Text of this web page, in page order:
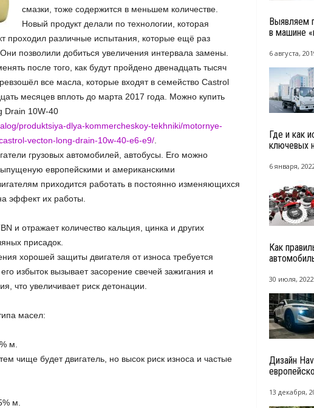
смазки, тоже содержится в меньшем количестве.
Новый продукт делали по технологии, которая
проходил различные испытания, которые ещё раз
позволили добиться увеличения интервала замены.
после того, как будут пройдено двенадцать тысяч
все масла, которые входят в семейство Castrol
месяцев вплоть до марта 2017 года. Можно купить
Drain 10W-40
produktsiya-dlya-kommercheskoy-tekhniki/motornye-
vecton-long-drain-10w-40-e6-e9/.
грузовых автомобилей, автобусы. Его можно
европейскими и американскими
приходится работать в постоянно изменяющихся
эффект их работы.
и отражает количество кальция, цинка и других
присадок.
хорошей защиты двигателя от износа требуется
избыток вызывает засорение свечей зажигания и
что увеличивает риск детонации.
масел:
м.
чище будет двигатель, но высок риск износа и частые
м.
Выявляем
в машине
6 августа,
Где и как
ключевых
6 января,
Как
30 июля, 2022
Дизайн
13 декабря,